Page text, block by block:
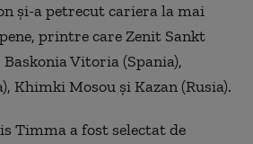
şi-a petrecut cariera la mai
printre care Zenit Sankt
Vitoria (Spania),
Khimki Mosou şi Kazan (Rusia).
Timma a fost selectat de